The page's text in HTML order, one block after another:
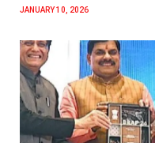
JANUARY 10, 2026